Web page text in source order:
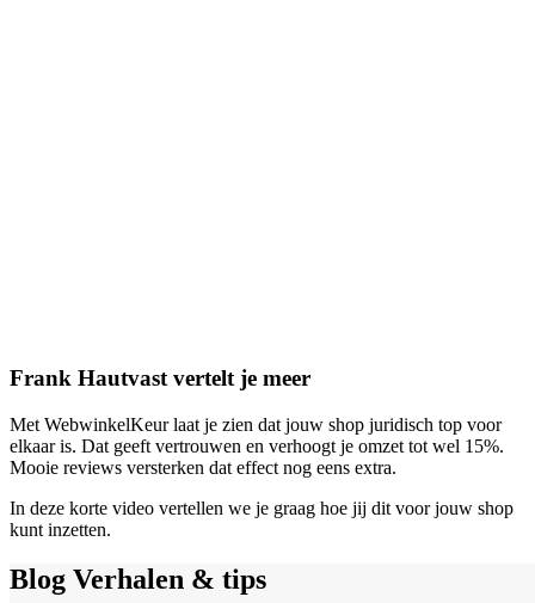
Frank Hautvast vertelt je meer
Met WebwinkelKeur laat je zien dat jouw shop juridisch top voor
elkaar is. Dat geeft vertrouwen en verhoogt je omzet tot wel 15%.
Mooie reviews versterken dat effect nog eens extra.
In deze korte video vertellen we je graag hoe jij dit voor jouw shop
kunt inzetten.
Blog Verhalen & tips